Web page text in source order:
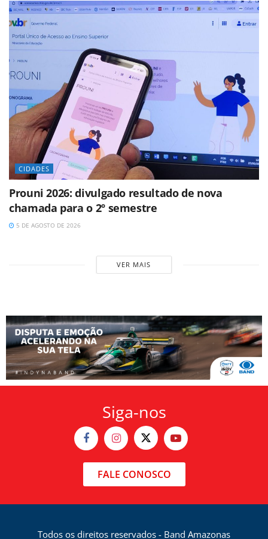
CIDADES
Prouni 2026: divulgado resultado de nova
chamada para o 2º semestre
5 DE AGOSTO DE 2026
VER MAIS
Siga-nos
FALE CONOSCO
Todos os direitos reservados - Band Amazonas